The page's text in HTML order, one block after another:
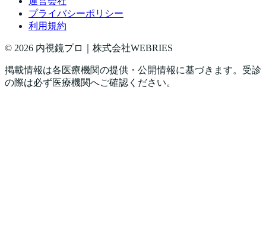
プライバシーポリシー
利用規約
© 2026 内視鏡プロ｜株式会社WEBRIES
掲載情報は各医療機関の提供・公開情報に基づきます。受診
の際は必ず医療機関へご確認ください。